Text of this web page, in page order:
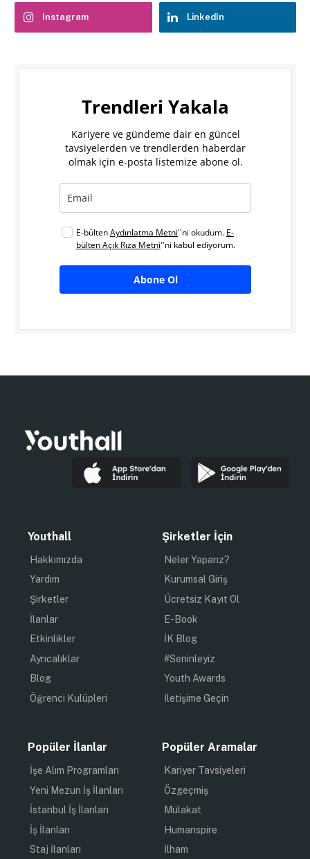
Instagram LinkedIn
Trendleri Yakala
Kariyere ve gündeme dair en güncel
tavsiyelerden ve trendlerden haberdar
olmak için e-posta listemize abone ol.
E-bültenAydınlatma Metni''ni okudum. E-
bülten Açık Rıza Metni''ni kabul ediyorum.
Abone Ol
Youthall
Hakkımızda
Yardım
Şirketler
İlanlar
Etkinlikler
Ayrıcalıklar
Blog
Öğrenci Kulüpleri
Şirketler İçin
Neler Yaparız?
Kurumsal Giriş
Ücretsiz Kayıt Ol
E-Book
İK Blog
#Seninleyiz
Youth Awards
İletişime Geçin
Popüler İlanlar
İşe Alım Programları
Yeni Mezun İş İlanları
İstanbul İş İlanları
İş İlanları
Staj İlanları
Popüler Aramalar
Kariyer Tavsiyeleri
Özgeçmiş
Mülakat
Humanspire
İlham